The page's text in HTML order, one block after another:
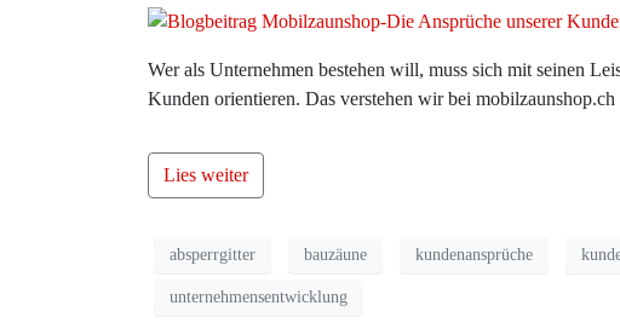
Wer als Unternehmen bestehen will, muss sich mit seinen
Kunden orientieren. Das verstehen wir bei
Lies weiter
absperrgitter bauzäune kundenansprüche
unternehmensentwicklung